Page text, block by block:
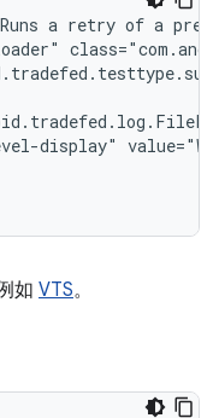
a retry of a
display"
如 VTS。